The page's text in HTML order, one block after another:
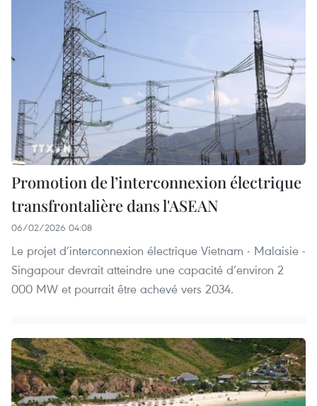
Promotion de l’interconnexion électrique
transfrontalière dans l'ASEAN
06/02/2026 04:08
Le projet d’interconnexion électrique Vietnam - Malaisie -
Singapour devrait atteindre une capacité d’environ 2
000 MW et pourrait être achevé vers 2034.